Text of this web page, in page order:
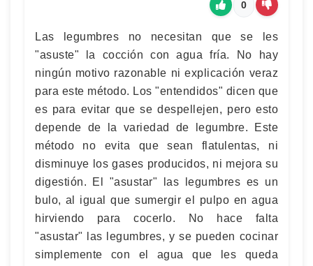
0
Las legumbres no necesitan que se les
"asuste" la cocción con agua fría. No hay
ningún motivo razonable ni explicación veraz
para este método. Los "entendidos" dicen que
es para evitar que se despellejen, pero esto
depende de la variedad de legumbre. Este
método no evita que sean flatulentas, ni
disminuye los gases producidos, ni mejora su
digestión. El "asustar" las legumbres es un
bulo, al igual que sumergir el pulpo en agua
hirviendo para cocerlo. No hace falta
"asustar" las legumbres, y se pueden cocinar
simplemente con el agua que les queda